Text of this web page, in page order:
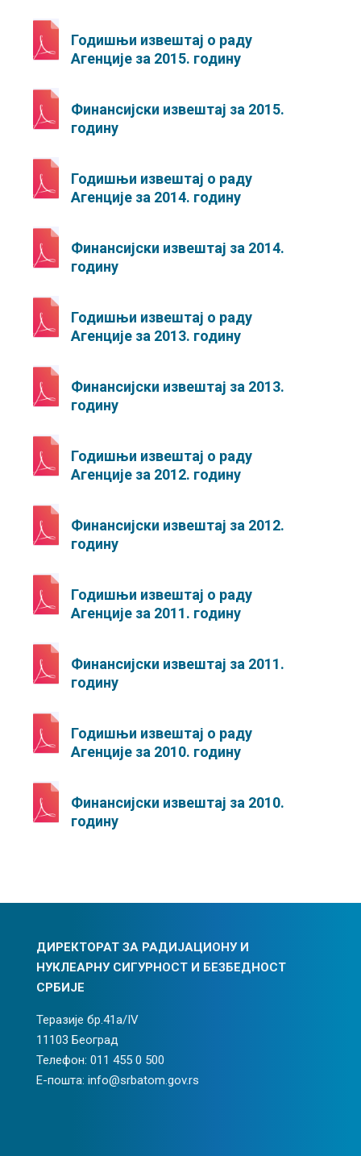
Годишњи извештај о раду
Агенције за 2015. годину
Финансијски извештај за 2015.
годину
Годишњи извештај о раду
Агенције за 2014. годину
Финансијски извештај за 2014.
годину
Годишњи извештај о раду
Агенције за 2013. годину
Финансијски извештај за 2013.
годину
Годишњи извештај о раду
Агенције за 2012. годину
Финансијски извештај за 2012.
годину
Годишњи извештај о раду
Агенције за 2011. годину
Финансијски извештај за 2011.
годину
Годишњи извештај о раду
Агенције за 2010. годину
Финансијски извештај за 2010.
годину
ДИРЕКТОРАТ ЗА РАДИЈАЦИОНУ И
НУКЛЕАРНУ СИГУРНОСТ И БЕЗБЕДНОСТ
СРБИЈЕ
Теразије бр.41а/IV
11103 Београд
Телефон: 011 455 0 500
Е-пошта: info@srbatom.gov.rs